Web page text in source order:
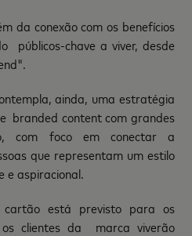
da conexão com os benefícios
públicos-chave a viver, desde
ainda, uma estratégia
branded content com grandes
com foco em conectar a
que representam um estilo
e aspiracional.
está previsto para os
clientes da marca viverão